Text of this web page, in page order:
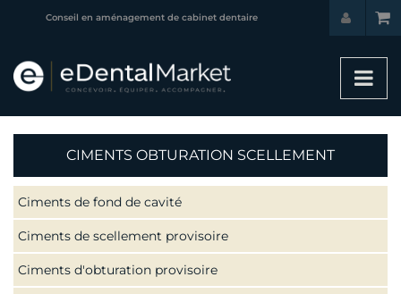
Boutique d'équipement et d'instruments dentaires
CIMENTS OBTURATION SCELLEMENT
Ciments de fond de cavité
Ciments de scellement provisoire
Ciments d'obturation provisoire